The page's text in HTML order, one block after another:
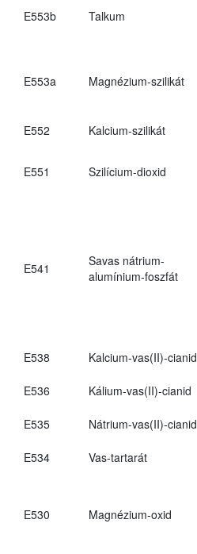
E553b Talkum
E553a Magnézium-szilikát
E552
Kalcium-szilikát
E551 Szilícium-dioxid
E541
Savas nátrium-
alumínium-foszfát
E538 Kalcium-vas(II)-cianid
E536
Kálium-vas(II)-cianid
E535
Nátrium-vas(II)-cianid
E534
Vas-tartarát
E530 Magnézium-oxid